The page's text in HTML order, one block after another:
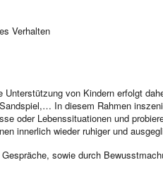
Verhalten
von Kindern erfolgt
In diesem Rahmen
oder Lebenssituationen und
innerlich wieder ruhiger und
sowie durch